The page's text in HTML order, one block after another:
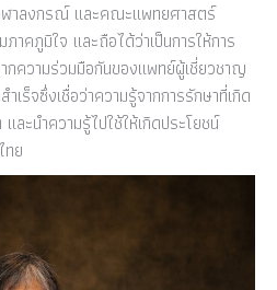
ฬาลงกรณ์ และคณะแพทยศาสตร์
คภูมิใจ และถือได้ว่าเป็นการให้การ
กความร่วมมือกันของแพทย์ผู้เชี่ยวชาญ
เร็จซึ่งเชื่อว่าความรู้จากการรักษาที่เกิด
ละนำความรู้ไปใช้ให้เกิดประโยชน์
ทย